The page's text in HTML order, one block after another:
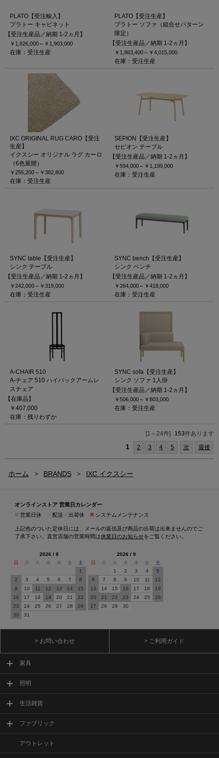
PLATO【受注輸入】
プラトー キャビネット
【受注生産品／納期 1-2ヵ月】
￥1,826,000～ ￥1,903,000
在庫：受注生産
PLATO【受注生産】
プラトー ソファ（組合せパターン
限定）
【受注生産品／納期 1-2ヵ月】
￥1,863,400～ ￥4,015,000
在庫：受注生産
IXC ORIGINAL RUG CARO【受注
生産】
イクスシー オリジナル ラグ カーロ
（6色展開）
￥255,200～ ￥382,800
在庫：受注生産
SEPION【受注生産】
セピオン テーブル
【受注生産品／納期 1-2ヵ月】
￥594,000～ ￥1,199,000
在庫：受注生産
SYNC table【受注生産】
シンク テーブル
【受注生産品／納期 1-2ヵ月】
￥242,000～ ￥319,000
在庫：受注生産
SYNC bench【受注生産】
シンク ベンチ
【受注生産品／納期 1-2ヵ月】
￥264,000～ ￥418,000
在庫：受注生産
A-CHAIR 510
A-チェア 510 ハイバックアームレ
スチェア
【在庫品】
￥407,000
在庫：残りわずか
SYNC sofa【受注生産】
シンク ソファ 1人掛
【受注生産品／納期 1-2ヵ月】
￥506,000～ ￥803,000
在庫：受注生産
[1～24件] 153件あります
1 2 3 4 5 次 最後
ホーム > BRANDS > IXC イクスシー
オンラインストア 営業日カレンダー
営業日休 配送・出荷休 ■ システムメンテナンス
上記色のついた定休日には、メールの返信及び商品の出荷は出来ませんのでご
了承下さい。直営店舗の営業時間は休業日のお知らせをご覧ください。
2026 / 8
日
月 火 水 木 金
土
1
2
3 4 5 6 7
8
9
10 11 12 13 14
15
16
17 18 19 20 21
22
23
24 25 26 27 28
29
30
31
2026 / 9
日
月 火 水 木 金
土
1
2 3 4
5
6
7 8 9 10 11
12
13
14 15 16 17 18
19
20
21 22 23 24 25
26
27
28 29 30
> お問い合わせ > ご利用ガイド
家具
照明
生活雑貨
ファブリック
アウトレット